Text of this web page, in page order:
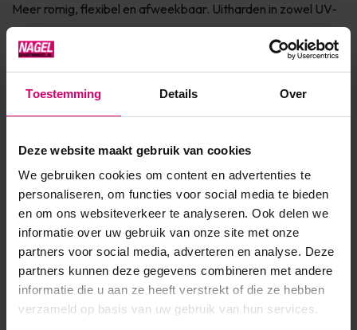
Toestemming Details Over
Deze website maakt gebruik van cookies
We gebruiken cookies om content en advertenties te
personaliseren, om functies voor social media te bieden
en om ons websiteverkeer te analyseren. Ook delen we
informatie over uw gebruik van onze site met onze
partners voor social media, adverteren en analyse. Deze
partners kunnen deze gegevens combineren met andere
informatie die u aan ze heeft verstrekt of die ze hebben
verzameld op basis van uw gebruik van hun services.
Meer romig, flexibel en afweekbaar. Uitharden in zowel UV-
LED in 1-2 minuten. Te gebruiken op zowel kunstnagels als
Toon meer
Artikelnummer
SKU 610069